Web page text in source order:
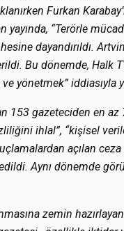
Furkan
yayında, “Terörle
dayandırıldı.
Bu dönemde, Halk
yönetmek” iddiasıyla
153 gazeteciden en az
ihlal”, “kişisel
açılan
Aynı dönemde
zemin